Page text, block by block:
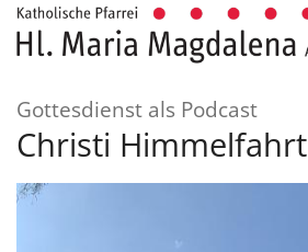
Zum Inhalt springen
Gottesdienst als Podcast:
Christi Himmelfahrt